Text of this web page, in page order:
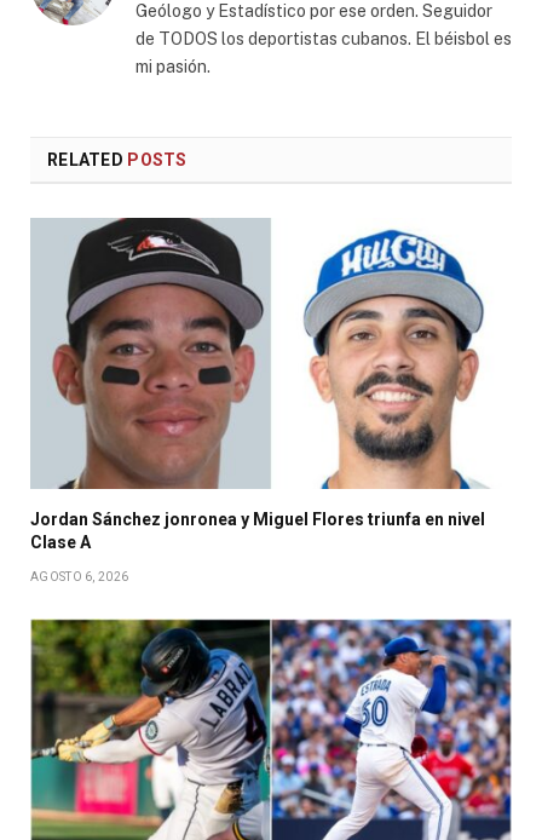
Geólogo y Estadístico por ese orden. Seguidor
de TODOS los deportistas cubanos. El béisbol es
mi pasión.
RELATED POSTS
Jordan Sánchez jonronea y Miguel Flores triunfa en nivel
Clase A
AGOSTO 6, 2026